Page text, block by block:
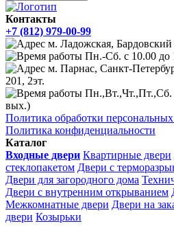
Контакты
+7 (812) 979-00-99
м. Ладожская,
Пн.-Сб. с 10.00 до
м. Парнас, Санкт-
201, 2эт.
Пн.,Вт.,Чт.,Пт.,Сб.
вых.)
Политика обработки
Политика конфиденциальности
Каталог
Входные двери Квартирные двери
стеклопакетом Двери с
Двери для загородного дома
Двери с внутренним открыванием
Межкомнатные двери Двери на
двери Козырьки